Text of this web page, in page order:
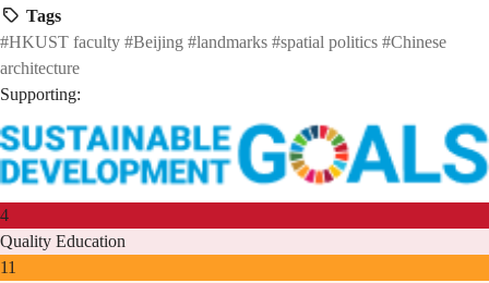
Tags
#HKUST faculty #Beijing #landmarks #spatial politics #Chinese
architecture
Supporting:
4
Quality Education
11